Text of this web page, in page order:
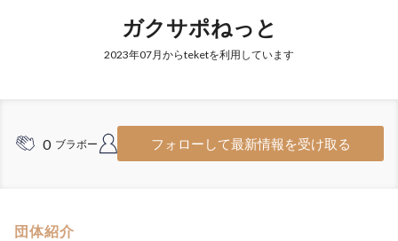
ガクサポねっと
2023年07月からteketを利用しています
0 ブラボー フォロワー
フォローして最新情報を受け取る
団体紹介